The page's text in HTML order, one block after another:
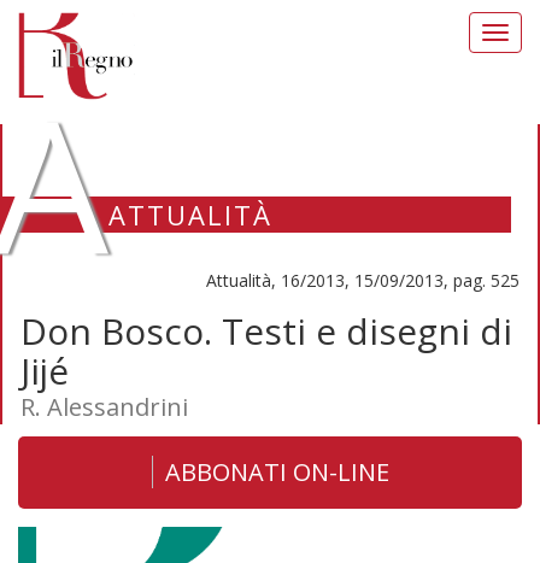
ATTUALITÀ
Attualità, 16/2013, 15/09/2013, pag. 525
Don Bosco. Testi e disegni di
Jijé
R. Alessandrini
ABBONATI ON-LINE